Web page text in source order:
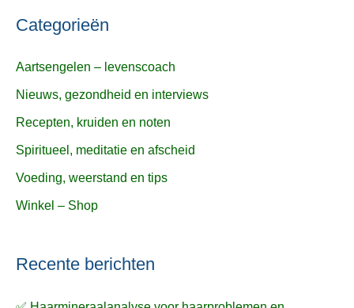
Categorieën
Aartsengelen – levenscoach
Nieuws, gezondheid en interviews
Recepten, kruiden en noten
Spiritueel, meditatie en afscheid
Voeding, weerstand en tips
Winkel – Shop
Recente berichten